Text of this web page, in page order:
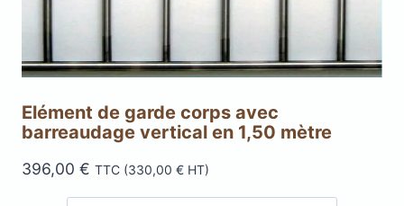
Elément de garde corps avec
barreaudage vertical en 1,50 mètre
396,00 € TTC (330,00 € HT)